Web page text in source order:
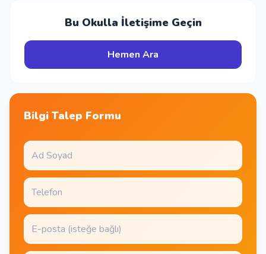
Bu Okulla İletişime Geçin
Hemen Ara
Bilgi Talep Formu